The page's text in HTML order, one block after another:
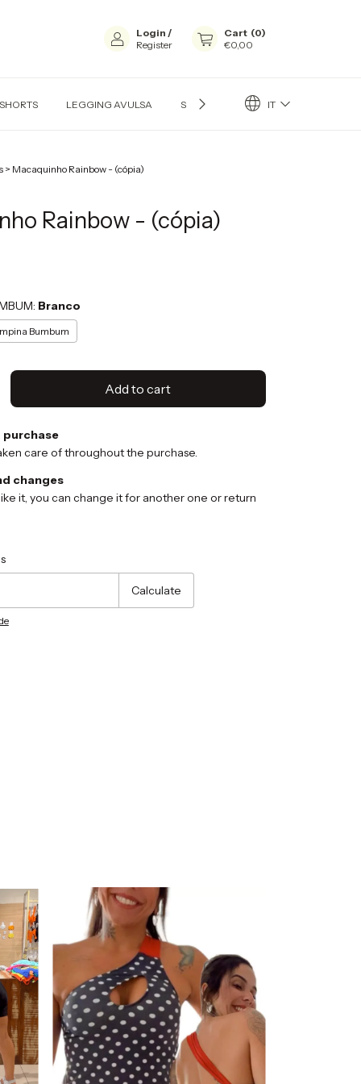
Login /
Register
Cart (0)
€0,00
LEGGING AVULSA SHORT AVULSOS IT
> Macaquinho Rainbow - (cópia)
Rainbow - (cópia)
Branco
Bumbum
care of throughout the purchase.
changes
it, you can change it for another one or return
Calculate